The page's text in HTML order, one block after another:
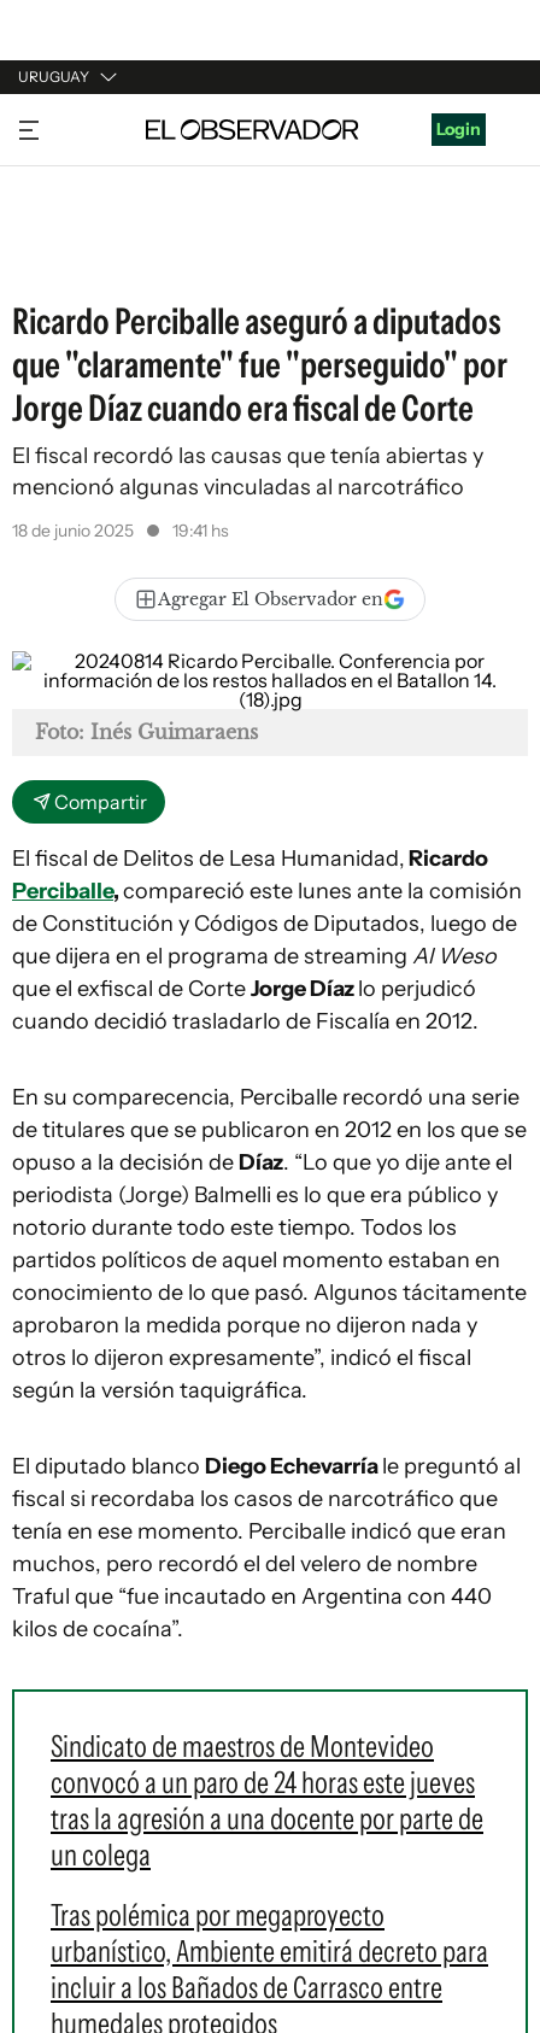
URUGUAY
URUGUAY
ARGENTINA
Login
Ricardo Perciballe aseguró a diputados
que "claramente" fue "perseguido" por
Jorge Díaz cuando era fiscal de Corte
El fiscal recordó las causas que tenía abiertas y
mencionó algunas vinculadas al narcotráfico
18 de junio 2025 19:41 hs
Agregar El Observador en
Foto: Inés Guimaraens
Compartir
El fiscal de Delitos de Lesa Humanidad,Ricardo
Perciballe,compareció este lunes ante la comisión
de Constitución y Códigos de Diputados, luego de
que dijera en el programa de streaming Al Weso
que el exfiscal de CorteJorge Díazlo perjudicó
cuando decidió trasladarlo de Fiscalía en 2012.
En su comparecencia, Perciballe recordó una serie
de titulares que se publicaron en 2012 en los que se
opuso a la decisión de Díaz. “Lo que yo dije ante el
periodista (Jorge) Balmelli es lo que era público y
notorio durante todo este tiempo. Todos los
partidos políticos de aquel momento estaban en
conocimiento de lo que pasó. Algunos tácitamente
aprobaron la medida porque no dijeron nada y
otros lo dijeron expresamente”, indicó el fiscal
según la versión taquigráfica.
El diputado blanco Diego Echevarríale preguntó al
fiscal si recordaba los casos de narcotráfico que
tenía en ese momento. Perciballe indicó que eran
muchos, pero recordó el del velero de nombre
Traful que “fue incautado en Argentina con 440
kilos de cocaína”.
Sindicato de maestros de Montevideo
convocó a un paro de 24 horas este jueves
tras la agresión a una docente por parte de
un colega
Tras polémica por megaproyecto
urbanístico, Ambiente emitirá decreto para
incluir a los Bañados de Carrasco entre
humedales protegidos